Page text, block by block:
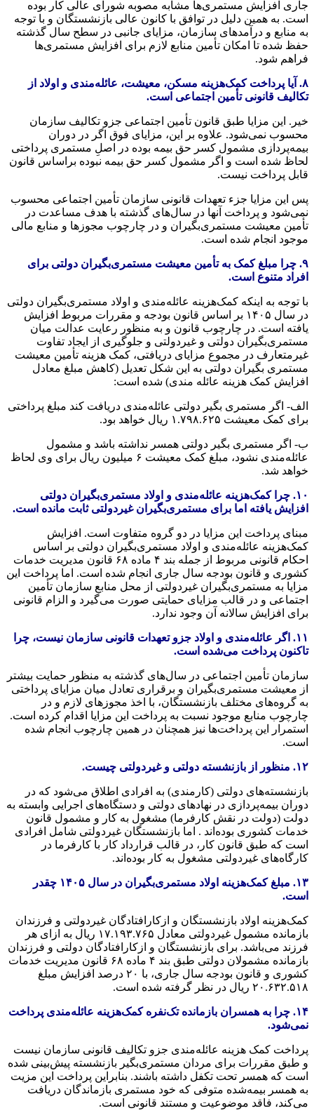
جاری افزایش مستمری‌ها مشابه مصوبه شورای عالی کار بوده
است. به همین دلیل در توافق با کانون عالی بازنشستگان و با توجه
به منابع و درآمدهای سازمان، مزایای جانبی در سطح سال گذشته
حفظ شده تا امکان تأمین منابع لازم برای افزایش مستمری‌ها
فراهم شود.
۸. آیا پرداخت کمک‌هزینه مسکن، معیشت، عائله‌مندی و اولاد از
تکالیف قانونی تأمین اجتماعی است.
خیر. این مزایا طبق قانون تأمین اجتماعی جزو تکالیف سازمان
محسوب نمی‌شود. علاوه بر این، مزایای فوق اگر در دوران
بیمه‌پردازی مشمول کسر حق بیمه بوده در اصلِ مستمری پرداختی
لحاظ شده است و اگر مشمول کسر حق بیمه نبوده براساس قانون
قابل پرداخت نیست.
پس این مزایا جزء تعهدات قانونی سازمان تأمین اجتماعی محسوب
نمی‌شود و پرداخت آنها در سال‌های گذشته با هدف مساعدت در
تأمین معیشت مستمری‌بگیران و در چارچوب مجوزها و منابع مالی
موجود انجام شده است.
۹. چرا مبلغ کمک به تأمین معیشت مستمری‌بگیران دولتی برای
افراد متنوع است.
با توجه به اینکه کمک‌هزینه عائله‌مندی و اولاد مستمری‌بگیران دولتی
در سال ۱۴۰۵ بر اساس قانون بودجه و مقررات مربوط افزایش
یافته است. در چارچوب قانون و به منظور رعایت عدالت میان
مستمری‌بگیران دولتی و غیردولتی و جلوگیری از ایجاد تفاوت
غیرمتعارف در مجموع مزایای دریافتی، کمک هزینه تأمین معیشت
مستمری بگیران دولتی به این شکل تعدیل (کاهش مبلغ معادل
افزایش کمک هزینه عائله مندی) شده است:
الف- اگر مستمری بگیر دولتی عائله‌مندی دریافت کند مبلغ پرداختی
برای کمک معیشت ۱.۷۹۸.۶۲۵ ریال خواهد بود.
ب- اگر مستمری بگیر دولتی همسر نداشته باشد و مشمول
عائله‌مندی نشود، مبلغ کمک معیشت ۶ میلیون ریال برای وی لحاظ
خواهد شد.
۱۰. چرا کمک‌هزینه عائله‌مندی و اولاد مستمری‌بگیران دولتی
افزایش یافته اما برای مستمری‌بگیران غیردولتی ثابت مانده است.
مبنای پرداخت این مزایا در دو گروه متفاوت است. افزایش
کمک‌هزینه عائله‌مندی و اولاد مستمری‌بگیران دولتی بر اساس
احکام قانونی مربوط از جمله بند ۴ ماده ۶۸ قانون مدیریت خدمات
کشوری و قانون بودجه سال جاری انجام شده است. اما پرداخت این
مزایا به مستمری‌بگیران غیردولتی از محل منابع سازمان تأمین
اجتماعی و در قالب مزایای حمایتی صورت می‌گیرد و الزام قانونی
برای افزایش سالانه آن وجود ندارد.
۱۱. اگر عائله‌مندی و اولاد جزو تعهدات قانونی سازمان نیست، چرا
تاکنون پرداخت می‌شده است.
سازمان تأمین اجتماعی در سال‌های گذشته به منظور حمایت بیشتر
از معیشت مستمری‌بگیران و برقراری تعادل میان مزایای پرداختی
به گروه‌های مختلف بازنشستگان، با اخذ مجوزهای لازم و در
چارچوب منابع موجود نسبت به پرداخت این مزایا اقدام کرده است.
استمرار این پرداخت‌ها نیز همچنان در همین چارچوب انجام ‌شده
است.
۱۲. منظور از بازنشسته دولتی و غیردولتی چیست.
بازنشسته‌های دولتی (کارمندی) به افرادی اطلاق می‌شود که در
دوران بیمه‌پردازی در نهادهای دولتی و دستگاه‌های اجرایی وابسته به
دولت (دولت در نقش کارفرما) مشغول به کار و مشمول قانون
خدمات کشوری بوده‌اند . اما بازنشستگان غیردولتی شامل افرادی
است که طبق قانون کار، در قالب قرارداد کار با کارفرما در
کارگاه‌های غیردولتی مشغول به کار بوده‌اند.
۱۳. مبلغ کمک‌هزینه اولاد مستمری‌بگیران در سال ۱۴۰۵ چقدر
است.
کمک‌هزینه اولاد بازنشستگان و ازکارافتادگان غیردولتی و فرزندان
بازمانده مشمول غیردولتی معادل ۱۷.۱۹۳.۷۶۵ ریال به ازای هر
فرزند می‌باشد. برای بازنشستگان و ازکارافتادگان دولتی و فرزندان
بازمانده مشمولان دولتی طبق بند ۴ ماده ۶۸ قانون مدیریت خدمات
کشوری و قانون بودجه سال جاری، با ۲۰ درصد افزایش مبلغ
۲۰.۶۳۲.۵۱۸ ریال در نظر گرفته شده است.
۱۴. چرا به همسران بازمانده تک‌نفره کمک‌هزینه عائله‌مندی پرداخت
نمی‌شود.
پرداخت کمک هزینه عائله‌مندی جزو تکالیف قانونی سازمان نیست
و طبق مقررات برای مردان مستمری‌بگیر بازنشسته پیش‌بینی شده
است که همسر تحت تکفل داشته باشند. بنابراین پرداخت این مزیت
به همسر بیمه‌شده متوفی که خود مستمری بازماندگان دریافت
می‌کند، فاقد موضوعیت و مستند قانونی است.